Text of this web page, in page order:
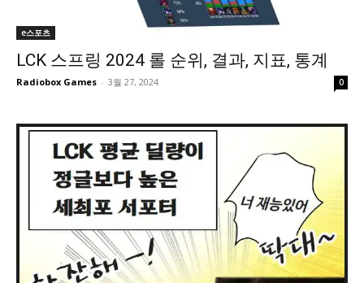
e스포츠
LCK 스프링 2024 롤 순위, 결과, 지표, 통계
Radiobox Games - 3월 27, 2024 0